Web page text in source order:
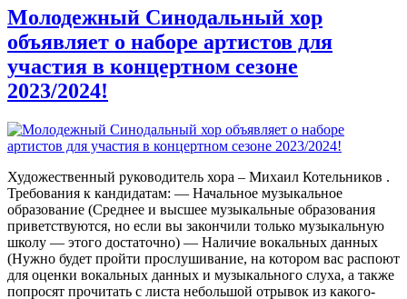
Молодежный Синодальный хор
объявляет о наборе артистов для
участия в концертном сезоне
2023/2024!
Художественный руководитель хора – Михаил Котельников .
Требования к кандидатам: — Начальное музыкальное
образование (Среднее и высшее музыкальные образования
приветствуются, но если вы закончили только музыкальную
школу — этого достаточно) — Наличие вокальных данных
(Нужно будет пройти прослушивание, на котором вас распоют
для оценки вокальных данных и музыкального слуха, а также
попросят прочитать с листа небольшой отрывок из какого-